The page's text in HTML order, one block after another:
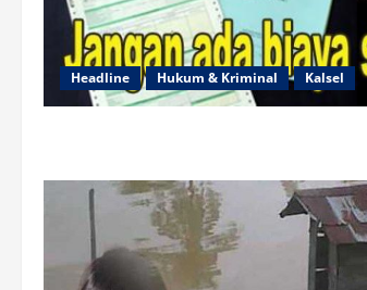
Headline Hukum & Kriminal Kalsel